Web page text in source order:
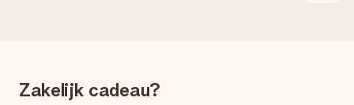
Betalen
Zakelijk cadeau?